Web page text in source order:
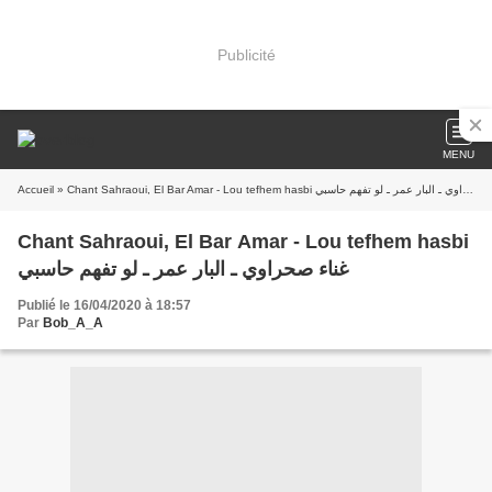
Publicité
MENU
Accueil » Chant Sahraoui, El Bar Amar - Lou tefhem hasbi غناء صحراوي ـ البار عمر ـ لو تفهم حاسبي
Chant Sahraoui, El Bar Amar - Lou tefhem hasbi
غناء صحراوي ـ البار عمر ـ لو تفهم حاسبي
Publié le 16/04/2020 à 18:57
Par Bob_A_A